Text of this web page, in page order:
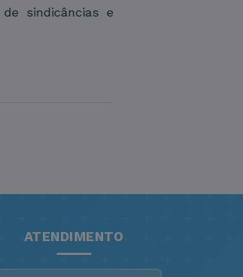
sindicâncias e
ATENDIMENTO